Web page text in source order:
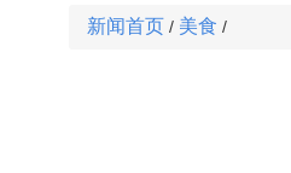
新闻首页 / 美食 /